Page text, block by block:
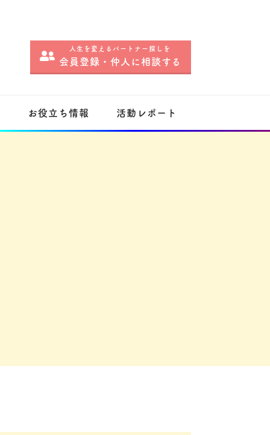
人生を変えるパートナー探しを
会員登録・仲人に相談する
お役立ち情報 活動レポート